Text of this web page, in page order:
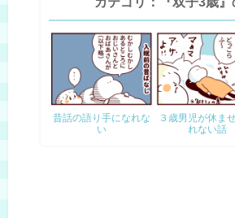
昔話の語り手になれな
い
３歳男児が休ま
れない話